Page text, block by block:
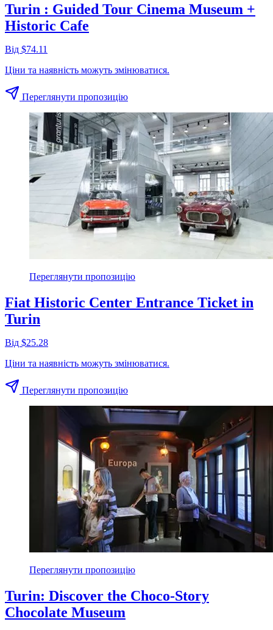
Turin : Guided Tour Cinema Museum +
Historic Cafe
Від $74.11
Ціни та наявність можуть змінюватися.
Переглянути пропозицію
Переглянути пропозицію
Fiat Historic Center Entrance Ticket in
Turin
Від $25.28
Ціни та наявність можуть змінюватися.
Переглянути пропозицію
Переглянути пропозицію
Turin: Discover the Choco-Story
Chocolate Museum